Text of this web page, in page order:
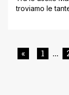
troviamo le
era stata finora
seguito,
« 1 ...